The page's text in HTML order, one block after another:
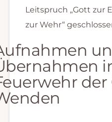
Leitspruch „Gott zur
zur Wehr“